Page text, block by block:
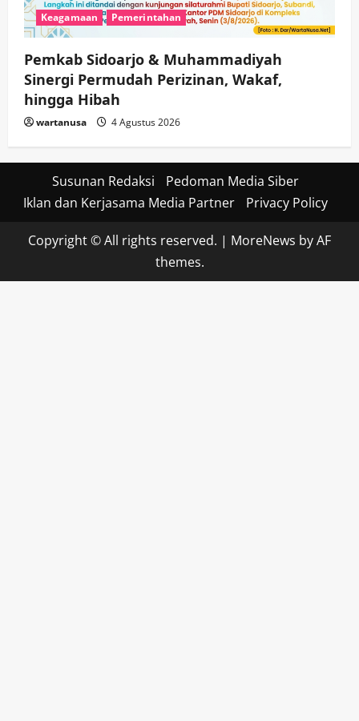
Keagamaan Pemerintahan
Pemkab Sidoarjo & Muhammadiyah
Sinergi Permudah Perizinan, Wakaf,
hingga Hibah
wartanusa 4 Agustus 2026
Susunan Redaksi
Pedoman Media Siber
Iklan dan Kerjasama Media Partner
Privacy Policy
Copyright © All rights reserved. | MoreNews by AF
themes.